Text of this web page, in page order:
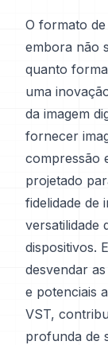
O formato
embora não
quanto
uma
da imagem
fornecer
compressão
projetado
fidelidade de
versatilidade
dispositivos.
desvendar
e potenciais
VST,
profunda de